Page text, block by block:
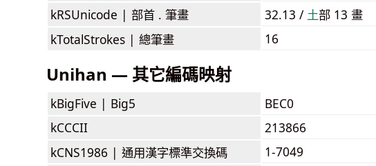
kRSUnicode | 部首 . 筆畫 32.13 / ⼟部 13 畫
kTotalStrokes | 總筆畫 16
Unihan — 其它編碼映射
kBigFive | Big5
BEC0
kCCCII
213866
kCNS1986 | 通用漢字標準交換碼
1-7049